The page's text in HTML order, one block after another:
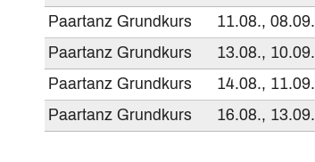
Paartanz Grundkurs 11.08., 08.09.
Paartanz Grundkurs
13.08., 10.09.
Paartanz Grundkurs
14.08., 11.09.
Paartanz Grundkurs
16.08., 13.09.